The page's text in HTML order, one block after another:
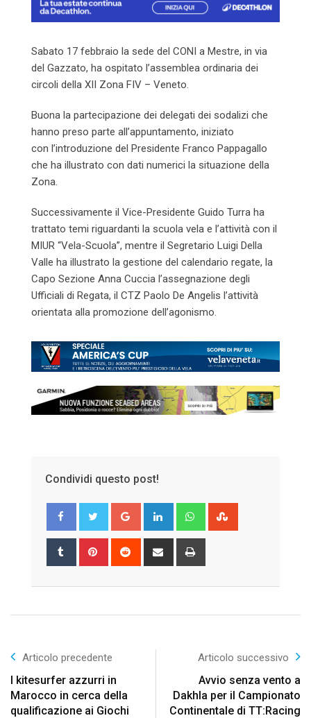
Sabato 17 febbraio la sede del CONI a Mestre, in via
del Gazzato, ha ospitato l’assemblea ordinaria dei
circoli della XII Zona FIV – Veneto.
Buona la partecipazione dei delegati dei sodalizi che
hanno preso parte all’appuntamento, iniziato
con l’introduzione del Presidente Franco Pappagallo
che ha illustrato con dati numerici la situazione della
Zona.
Successivamente il Vice-Presidente Guido Turra ha
trattato temi riguardanti la scuola vela e l’attività con il
MIUR “Vela-Scuola”, mentre il Segretario Luigi Della
Valle ha illustrato la gestione del calendario regate, la
Capo Sezione Anna Cuccia l’assegnazione degli
Ufficiali di Regata, il CTZ Paolo De Angelis l’attività
orientata alla promozione dell’agonismo.
Condividi questo post!
Google+ LinkedIn Whatsapp
Tumblr Pinterest Reddit
Share
Articolo precedente
I kitesurfer azzurri in
Marocco in cerca della
qualificazione ai Giochi
Articolo successivo
Avvio senza vento a
Dakhla per il Campionato
Continentale di TT:Racing